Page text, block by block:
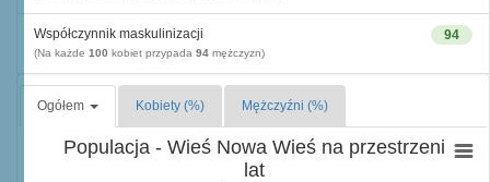
94
Współczynnik maskulinizacji
(Na każde 100 kobiet przypada 94 mężczyzn)
Ogółem Kobiety (%) Mężczyźni (%)
Populacja - Wieś Nowa Wieś na przestrzeni
lat